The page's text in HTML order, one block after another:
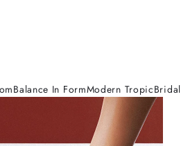
Balance In FormModern TropicBridal